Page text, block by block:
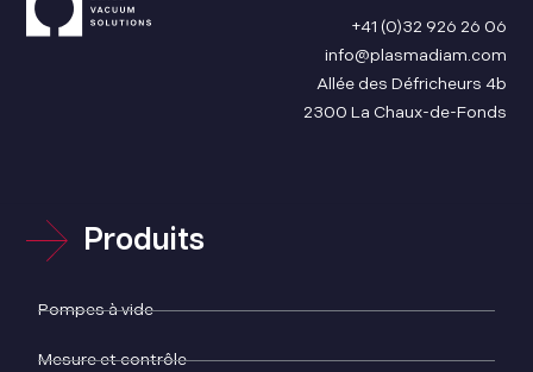
+41 (0)32 926 26 06
info@plasmadiam.com
Allée des Défricheurs 4b
2300 La Chaux-de-Fonds
Produits
Pompes à vide
Mesure et contrôle